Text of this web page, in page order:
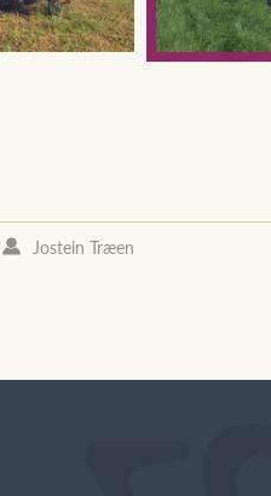
Jostein Træen